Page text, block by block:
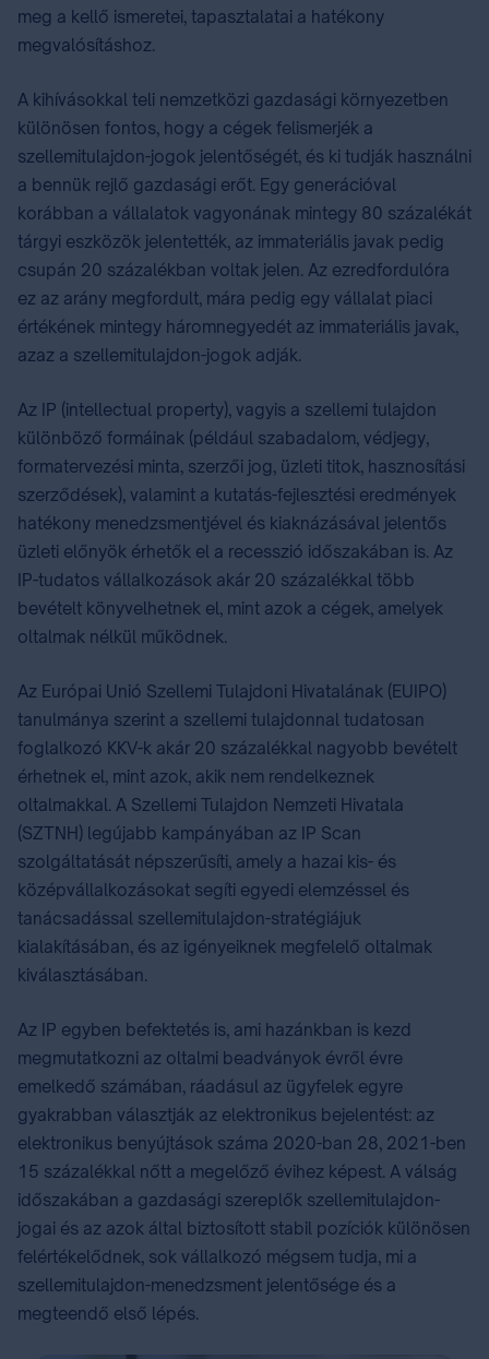
meg a kellő ismeretei, tapasztalatai a hatékony
megvalósításhoz.
A kihívásokkal teli nemzetközi gazdasági környezetben
különösen fontos, hogy a cégek felismerjék a
szellemitulajdon-jogok jelentőségét, és ki tudják használni
a bennük rejlő gazdasági erőt. Egy generációval
korábban a vállalatok vagyonának mintegy 80 százalékát
tárgyi eszközök jelentették, az immateriális javak pedig
csupán 20 százalékban voltak jelen. Az ezredfordulóra
ez az arány megfordult, mára pedig egy vállalat piaci
értékének mintegy háromnegyedét az immateriális javak,
azaz a szellemitulajdon-jogok adják. ⁣
Az IP (intellectual property), vagyis a szellemi tulajdon
különböző formáinak (például szabadalom, védjegy,
formatervezési minta, szerzői jog, üzleti titok, hasznosítási
szerződések), valamint a kutatás-fejlesztési eredmények
hatékony menedzsmentjével és kiaknázásával jelentős
üzleti előnyök érhetők el a recesszió időszakában is. Az
IP-tudatos vállalkozások akár 20 százalékkal több
bevételt könyvelhetnek el, mint azok a cégek, amelyek
oltalmak nélkül működnek.
Az Európai Unió Szellemi Tulajdoni Hivatalának (EUIPO)
tanulmánya szerint a szellemi tulajdonnal tudatosan
foglalkozó KKV-k akár 20 százalékkal nagyobb bevételt
érhetnek el, mint azok, akik nem rendelkeznek
oltalmakkal. A Szellemi Tulajdon Nemzeti Hivatala
(SZTNH) legújabb kampányában az IP Scan
szolgáltatását népszerűsíti, amely a hazai kis- és
középvállalkozásokat segíti egyedi elemzéssel és
tanácsadással szellemitulajdon-stratégiájuk
kialakításában, és az igényeiknek megfelelő oltalmak
kiválasztásában. ⁣
Az IP egyben befektetés is, ami hazánkban is kezd
megmutatkozni az oltalmi beadványok évről évre
emelkedő számában, ráadásul az ügyfelek egyre
gyakrabban választják az elektronikus bejelentést: az
elektronikus benyújtások száma 2020-ban 28, 2021-ben
15 százalékkal nőtt a megelőző évihez képest. A válság
időszakában a gazdasági szereplők szellemitulajdon-
jogai és az azok által biztosított stabil pozíciók különösen
felértékelődnek, sok vállalkozó mégsem tudja, mi a
szellemitulajdon-menedzsment jelentősége és a
megteendő első lépés.